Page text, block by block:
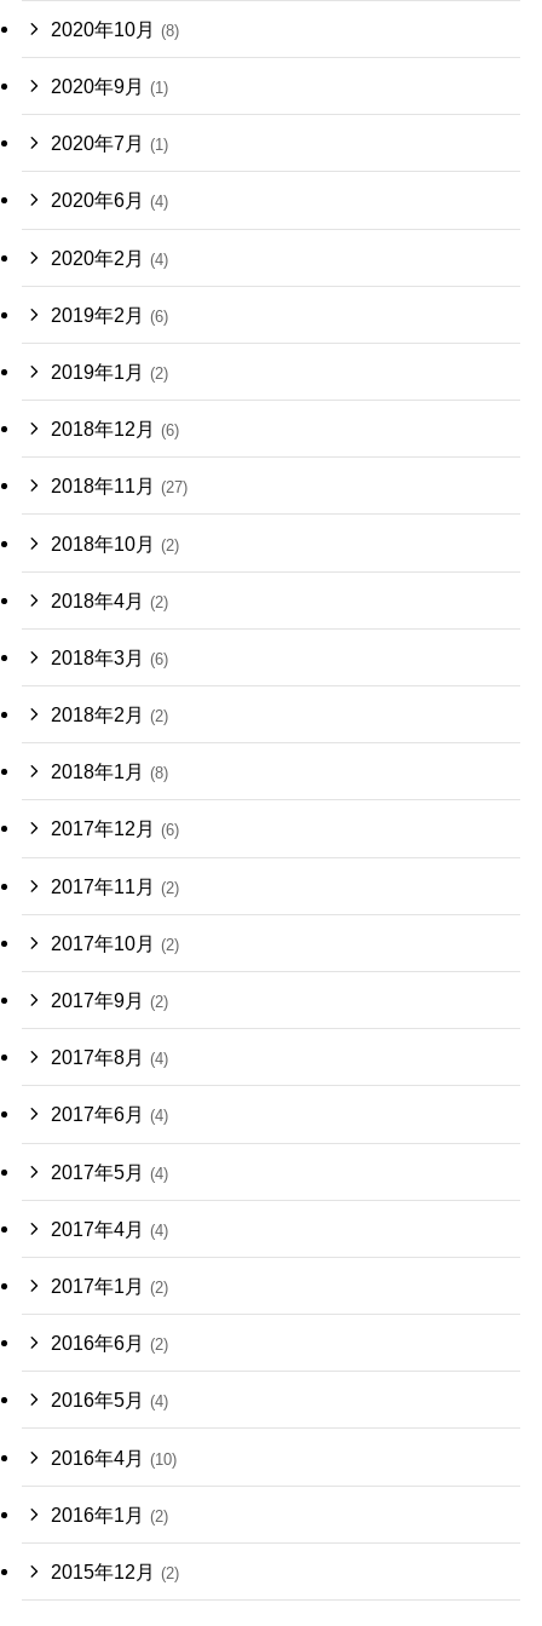
2020年10月 (8)
2020年9月 (1)
2020年7月 (1)
2020年6月 (4)
2020年2月 (4)
2019年2月 (6)
2019年1月 (2)
2018年12月 (6)
2018年11月 (27)
2018年10月 (2)
2018年4月 (2)
2018年3月 (6)
2018年2月 (2)
2018年1月 (8)
2017年12月 (6)
2017年11月 (2)
2017年10月 (2)
2017年9月 (2)
2017年8月 (4)
2017年6月 (4)
2017年5月 (4)
2017年4月 (4)
2017年1月 (2)
2016年6月 (2)
2016年5月 (4)
2016年4月 (10)
2016年1月 (2)
2015年12月 (2)